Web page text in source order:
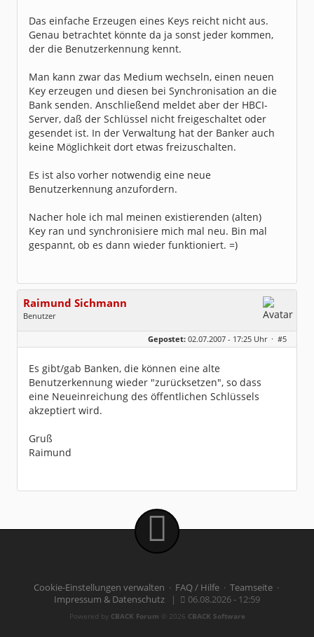
Das einfache Erzeugen eines Keys reicht nicht aus.
Genau betrachtet könnte da ja sonst jeder kommen,
der die Benutzerkennung kennt.
Man kann zwar das Medium wechseln, einen neuen
Key erzeugen und diesen bei Synchronisation an die
Bank senden. Anschließend meldet aber der HBCI-
Server, daß der Schlüssel nicht freigeschaltet oder
gesendet ist. In der Verwaltung hat der Banker auch
keine Möglichkeit dort etwas freizuschalten.
Es ist also vorher notwendig eine neue
Benutzerkennung anzufordern.
Nacher hole ich mal meinen existierenden (alten)
Key ran und synchronisiere mich mal neu. Bin mal
gespannt, ob es dann wieder funktioniert. =)
Raimund Sichmann
Benutzer
Geschlecht:
keine Angabe
Dabei seit:
08 / 2002
Gepostet: 02.07.2007 - 17:25 Uhr · #5
Es gibt/gab Banken, die können eine alte
Benutzerkennung wieder "zurücksetzen", so dass
eine Neueinreichung des öffentlichen Schlüssels
akzeptiert wird.
Gruß
Raimund
Cookie-Einstellungen verwalten · FAQ / Hilfe· Teamseite·
Impressum & Datenschutz | 06.08.2026 - 12:59
Powered by CBACK Forum © 2026 CBACK Software